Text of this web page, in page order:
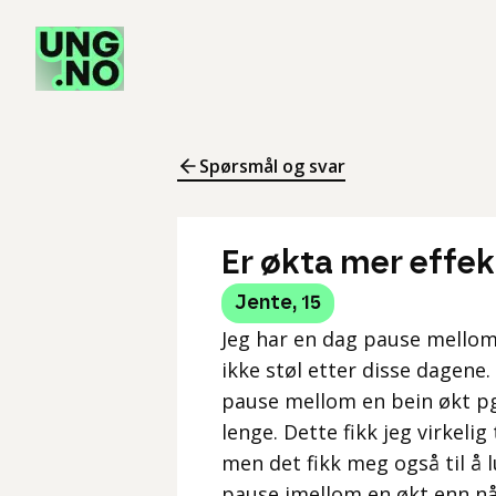
Spørsmål og svar
Er økta mer
Jente, 15
Jeg har en dag pause
ikke støl etter disse
pause mellom en bein økt
lenge. Dette fikk jeg
men det fikk meg også til å